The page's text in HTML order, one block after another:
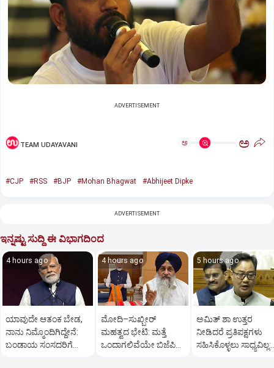
ADVERTISEMENT
TEAM UDAYAVANI ಅ ಅ
#CJP #RSS #BJP #Mohan Bhagwat #Abhijeet Dipke
ADVERTISEMENT
ಇನ್ನಷ್ಟು ಸುದ್ದಿ ಈ ವಿಭಾಗದಿಂದ
4 hours ago
ಯಾವುದೇ ಆತಂಕ ಬೇಡ,
ನಾನು ನಿಮ್ಮೊಂದಿಗಿದ್ದೇನೆ:
ಬಂಡಾಯ ಸಂಸದರಿಗೆ
4 hours ago
ಮೋದಿ–ಸುಖ್ಬೀರ್
ಮಹತ್ವದ ಭೇಟಿ: ಮತ್ತೆ
ಒಂದಾಗಲಿವೆಯೇ ಬಿಜೆಪಿ–
5 hours ago
ಅಮಿತ್ ಶಾ ಉತ್ತರ
ನೀಡಿದರೆ ಪ್ರತಿಪಕ್ಷಗಳು
ಸಹಿಸಿಕೊಳ್ಳಲು ಸಾಧ್ಯವಿಲ್ಲ: